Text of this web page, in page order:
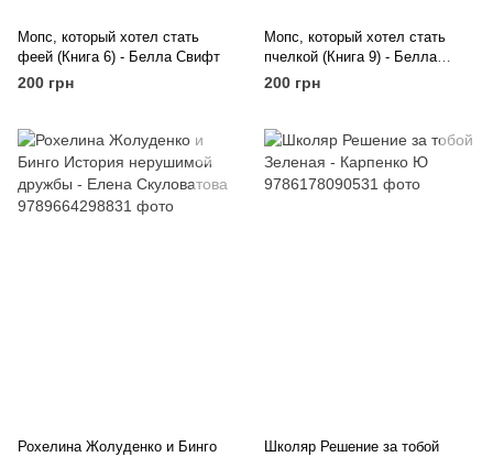
Мопс, который хотел стать
феей (Книга 6) - Белла Свифт
200 грн
Мопс, который хотел стать
пчелкой (Книга 9) - Белла
Свифт
200 грн
Рохелина Жолуденко и Бинго
Школяр Решение за тобой